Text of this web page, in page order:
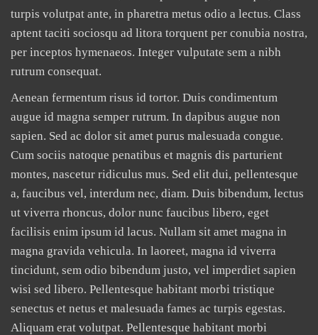
turpis volutpat ante, in pharetra metus odio a lectus. Class
aptent taciti sociosqu ad litora torquent per conubia nostra,
per inceptos hymenaeos. Integer vulputate sem a nibh
rutrum consequat.
Aenean fermentum risus id tortor. Duis condimentum
augue id magna semper rutrum. In dapibus augue non
sapien. Sed ac dolor sit amet purus malesuada congue.
Cum sociis natoque penatibus et magnis dis parturient
montes, nascetur ridiculus mus. Sed elit dui, pellentesque
a, faucibus vel, interdum nec, diam. Duis bibendum, lectus
ut viverra rhoncus, dolor nunc faucibus libero, eget
facilisis enim ipsum id lacus. Nullam sit amet magna in
magna gravida vehicula. In laoreet, magna id viverra
tincidunt, sem odio bibendum justo, vel imperdiet sapien
wisi sed libero. Pellentesque habitant morbi tristique
senectus et netus et malesuada fames ac turpis egestas.
Aliquam erat volutpat. Pellentesque habitant morbi